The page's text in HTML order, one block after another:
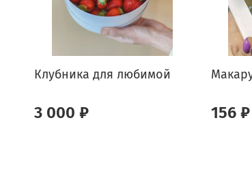
Клубника для любимой
3 000 ₽ 156 ₽